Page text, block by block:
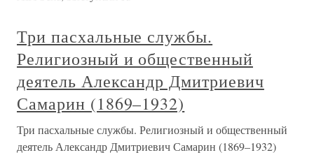
Три пасхальные службы.
Религиозный и общественный
деятель Александр Дмитриевич
Самарин (1869–1932)
Три пасхальные службы. Религиозный и общественный
деятель Александр Дмитриевич Самарин (1869–1932)